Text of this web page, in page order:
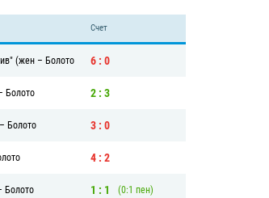
Счет
(жен – Болото 6 : 0
Болото 2 : 3
– Болото 3 : 0
4 : 2
Болото 1 : 1 (0:1 пен)